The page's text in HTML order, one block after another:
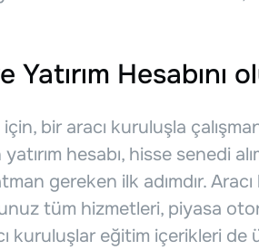
Hesabını
bir aracı kuruluşla
hesabı, hisse senedi
gereken ilk adımdır.
tüm hizmetleri, piyasa
kuruluşlar eğitim içerikleri de